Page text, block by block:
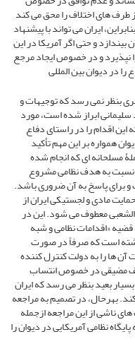
های اختلاف را محق می کند
ایران می تواند با پیشنهاد
بیندازد و حتی اگر آمریکا در این
نپذیرد و در خصوص ایجاد مرجع
در دیوان بین المللی
بنظر نمی رسد که توجیهات و
ابراز شده است، مورد
اقدام را در راستای دفاع
همواره بر این مهم تأکید
مسلحانه ای که انجام شده
به هدف نظامی مشروع
و برای پاسخ به آن ضروری باشد.
مادی و لجستیکی ایران از
معطوف می شود. این در
«اقدامات نظامی و شبه
داشته است که صرفاً در صورت
آن ها را به دولت کنترل کننده
مضیقی در خصوص انتساب
بعید بنظر می رسد که ایران
بهرحال، در تصمیم به مراجعه
ناشی از این مراجعه ازجمله
نظامی آمریکایی در دیوان را